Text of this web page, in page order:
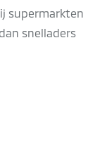
supermarkten
snelladers